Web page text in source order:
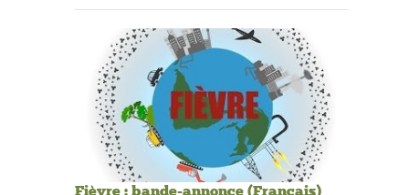
Fièvre : bande-annonce (Français)